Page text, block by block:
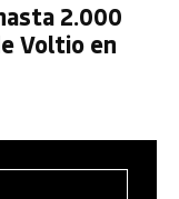
2.000
Voltio en